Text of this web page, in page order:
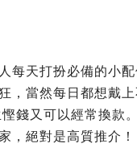
每天打扮必備的小
，當然每日都想戴
錢又可以經常換款
，絕對是高質推介！